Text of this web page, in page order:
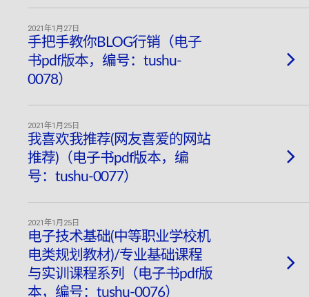
2021年1月27日
手把手教你BLOG行销（电子
书pdf版本，编号：tushu-
0078）
2021年1月25日
我喜欢我推荐(网友喜爱的网站
推荐)（电子书pdf版本，编
号：tushu-0077）
2021年1月25日
电子技术基础(中等职业学校机
电类规划教材)/专业基础课程
与实训课程系列（电子书pdf版
本，编号：tushu-0076）